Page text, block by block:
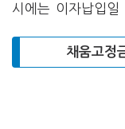
시에는 이자납입일
채움고정